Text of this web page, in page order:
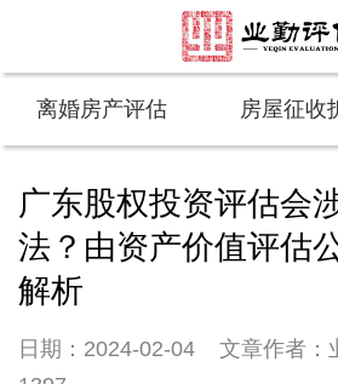
离婚房产评估 房屋征收
广东股权投资评估会
法？由资产价值评估
解析
日期：2024-02-04 文章作者：